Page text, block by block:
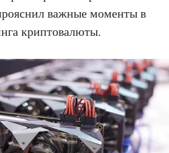
важные моменты в
криптовалюты.